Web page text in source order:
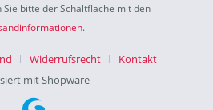
Sie bitte der Schaltfläche mit den
.
Widerrufsrecht
Kontakt
mit Shopware